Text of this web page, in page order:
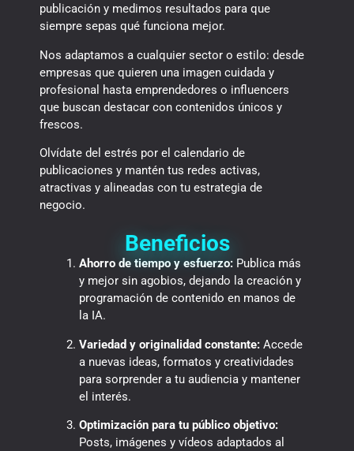
publicación y medimos resultados para que
siempre sepas qué funciona mejor.
Nos adaptamos a cualquier sector o estilo: desde
empresas que quieren una imagen cuidada y
profesional hasta emprendedores o influencers
que buscan destacar con contenidos únicos y
frescos.
Olvídate del estrés por el calendario de
publicaciones y mantén tus redes activas,
atractivas y alineadas con tu estrategia de
negocio.
Ahorro de tiempo y esfuerzo: Publica más
y mejor sin agobios, dejando la creación y
programación de contenido en manos de
la IA.
Variedad y originalidad constante: Accede
a nuevas ideas, formatos y creatividades
para sorprender a tu audiencia y mantener
el interés.
Optimización para tu público objetivo:
Posts, imágenes y vídeos adaptados al
Beneficios